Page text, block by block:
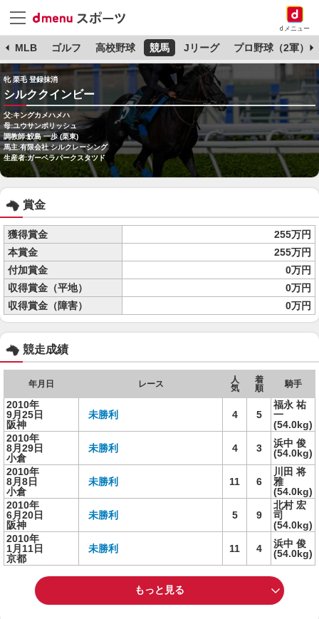
dメニュー
MLB ゴルフ 高校野球 競馬 Jリーグ プロ野球（2軍）
牝 栗毛 登録抹消
シルククインビー
父:キングカメハメハ
母:ユウサンポリッシュ
調教師:鮫島 一歩 (栗東)
馬主:有限会社 シルクレーシング
生産者:ガーベラパークスタツド
賞金
獲得賞金
255万円
本賞金
255万円
付加賞金
0万円
収得賞金（平地）
0万円
収得賞金（障害）
0万円
競走成績
年月日 レース
人
気
着
順
騎手
2010年
9月25日
阪神
未勝利 4 5
福永 祐
一
(54.0kg)
2010年
8月29日
小倉
未勝利 4 3
浜中 俊
(54.0kg)
2010年
8月8日
小倉
未勝利 11 6
川田 将
雅
(54.0kg)
2010年
6月20日
阪神
未勝利 5 9
北村 宏
司
(54.0kg)
2010年
1月11日
京都
未勝利 11 4
浜中 俊
(54.0kg)
もっと見る